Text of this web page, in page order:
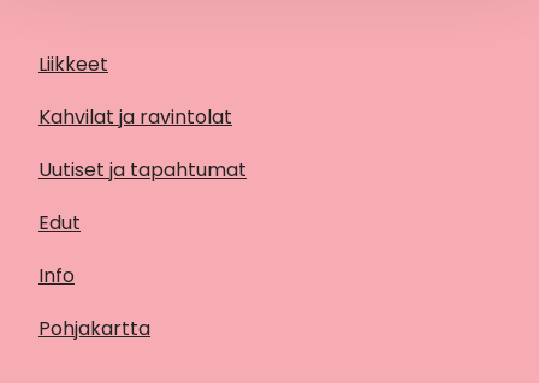
Liikkeet
Kahvilat ja ravintolat
Uutiset ja tapahtumat
Edut
Info
Pohjakartta